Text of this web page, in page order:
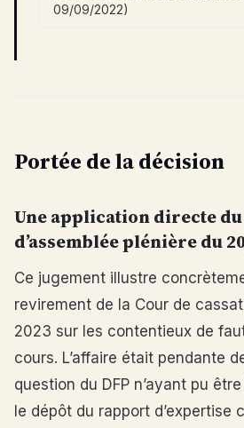
09/09/2022)
Portée de la décision
Une application directe
d’assemblée plénière du
Ce jugement illustre
revirement de la Cour de
2023 sur les contentieux de
cours. L’affaire était pendante
question du DFP n’ayant pu
le dépôt du rapport d’expertise